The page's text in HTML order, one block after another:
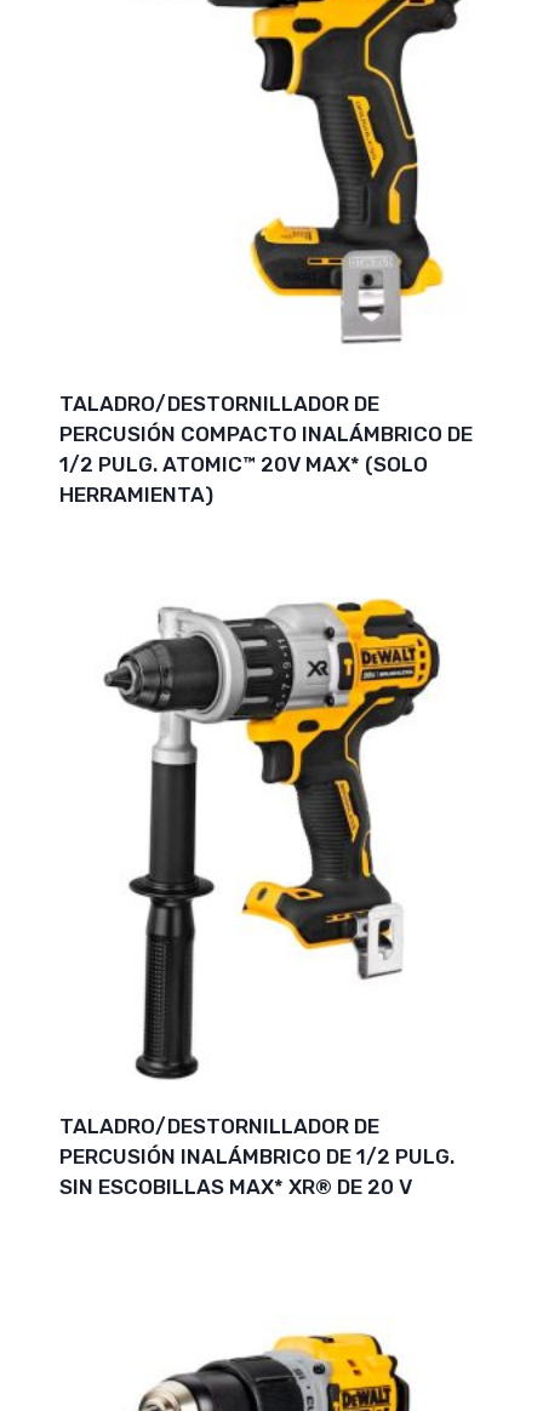
TALADRO/DESTORNILLADOR DE
PERCUSIÓN COMPACTO INALÁMBRICO DE
1/2 PULG. ATOMIC™ 20V MAX* (SOLO
HERRAMIENTA)
TALADRO/DESTORNILLADOR DE
PERCUSIÓN INALÁMBRICO DE 1/2 PULG.
SIN ESCOBILLAS MAX* XR® DE 20 V